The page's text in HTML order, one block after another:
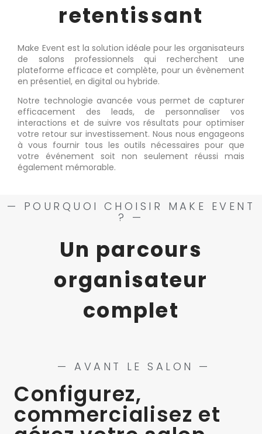
retentissant
Make Event est la solution idéale pour les organisateurs
de salons professionnels qui recherchent une
plateforme efficace et complète, pour un évènement
en présentiel, en digital ou hybride.
Notre technologie avancée vous permet de capturer
efficacement des leads, de personnaliser vos
interactions et de suivre vos résultats pour optimiser
votre retour sur investissement. Nous nous engageons
à vous fournir tous les outils nécessaires pour que
votre événement soit non seulement réussi mais
également mémorable.
— POURQUOI CHOISIR MAKE EVENT
? —
Un parcours
organisateur
complet
— AVANT LE SALON —
Configurez,
commercialisez et